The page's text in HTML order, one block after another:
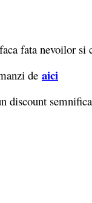
fata nevoilor si
de aici
discount